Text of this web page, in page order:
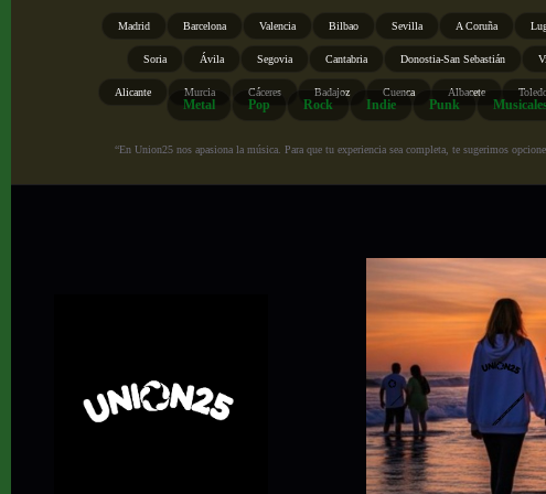
Madrid Barcelona Valencia Bilbao Sevilla A Coruña
Soria Ávila Segovia Cantabria Donostia-San Sebastián
Alicante Murcia Cáceres Badajoz Cuenca Albacete
Metal Pop Rock Indie Punk
“En Union25 nos apasiona la música. Para que tu experiencia sea completa, te sugerimos